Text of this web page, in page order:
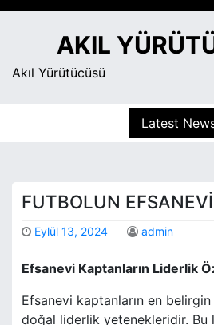
S
AKIL
Akıl Yürütücüsü
Latest
FUTBOLUN
Eylül 13, 2024 admin
Efsanevi Kaptanların Liderlik
Efsanevi kaptanların en
doğal liderlik yetenekleridir. Bu